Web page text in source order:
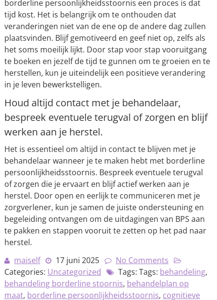
borderline persoonlijkheidsstoornis een proces is dat
tijd kost. Het is belangrijk om te onthouden dat
veranderingen niet van de ene op de andere dag zullen
plaatsvinden. Blijf gemotiveerd en geef niet op, zelfs als
het soms moeilijk lijkt. Door stap voor stap vooruitgang
te boeken en jezelf de tijd te gunnen om te groeien en te
herstellen, kun je uiteindelijk een positieve verandering
in je leven bewerkstelligen.
Houd altijd contact met je behandelaar,
bespreek eventuele terugval of zorgen en blijf
werken aan je herstel.
Het is essentieel om altijd in contact te blijven met je
behandelaar wanneer je te maken hebt met borderline
persoonlijkheidsstoornis. Bespreek eventuele terugval
of zorgen die je ervaart en blijf actief werken aan je
herstel. Door open en eerlijk te communiceren met je
zorgverlener, kun je samen de juiste ondersteuning en
begeleiding ontvangen om de uitdagingen van BPS aan
te pakken en stappen vooruit te zetten op het pad naar
herstel.
maiself
17 juni 2025
No Comments
Categories: Uncategorized Tags: Tags: behandeling,
behandeling borderline stoornis, behandelplan op
maat, borderline persoonlijkheidsstoornis, cognitieve